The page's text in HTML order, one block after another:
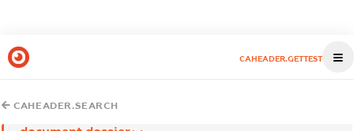
CAHEADER.GETTEST
CAHEADER.SEARCH